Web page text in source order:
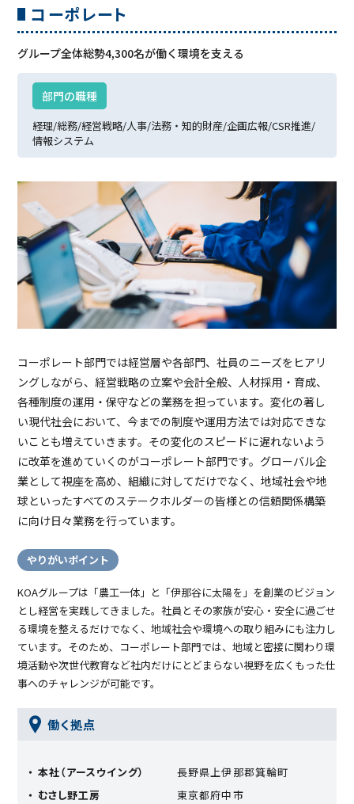
コーポレート
グループ全体総勢4,300名が働く環境を⽀える
部⾨の職種
経理/総務/経営戦略/⼈事/法務・知的財産/企画広報/CSR推進/
情報システム
コーポレート部門では経営層や各部門、社員のニーズをヒアリ
ングしながら、経営戦略の立案や会計全般、人材採用・育成、
各種制度の運用・保守などの業務を担っています。変化の著し
い現代社会において、今までの制度や運用方法では対応できな
いことも増えていきます。その変化のスピードに遅れないよう
に改革を進めていくのがコーポレート部門です。グローバル企
業として視座を高め、組織に対してだけでなく、地域社会や地
球といったすべてのステークホルダーの皆様との信頼関係構築
に向け日々業務を行っています。
やりがいポイント
KOAグループは「農工一体」と「伊那谷に太陽を」を創業のビジョン
とし経営を実践してきました。社員とその家族が安心・安全に過ごせ
る環境を整えるだけでなく、地域社会や環境への取り組みにも注力し
ています。そのため、コーポレート部門では、地域と密接に関わり環
境活動や次世代教育など社内だけにとどまらない視野を広くもった仕
事へのチャレンジが可能です。
働く拠点
・ 本社（アースウイング）
長野県上伊那郡箕輪町
・ むさし野工房
東京都府中市